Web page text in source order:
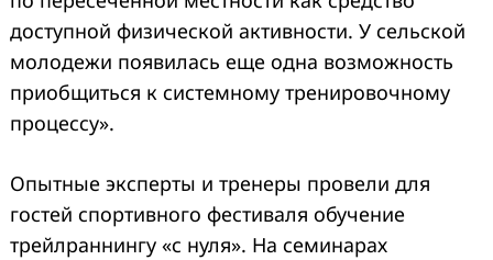
доступной физической активности. У сельской
молодежи появилась еще одна возможность
приобщиться к системному тренировочному
процессу».
Опытные эксперты и тренеры провели для
гостей спортивного фестиваля обучение
трейлраннингу «с нуля». На семинарах